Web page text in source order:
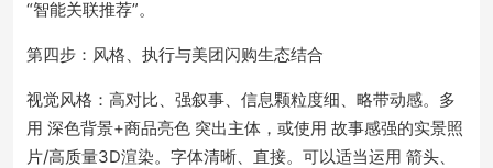
“智能关联推荐”。
第四步：风格、执行与美团闪购生态结合
视觉风格：高对比、强叙事、信息颗粒度细、略带动感。多
用 深色背景+商品亮色 突出主体，或使用 故事感强的实景照
片/高质量3D渲染。字体清晰、直接。可以适当运用 箭头、